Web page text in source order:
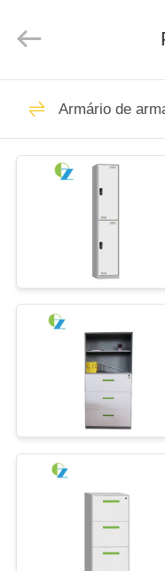
CASA
PRODUTOS
EXCURSÃO
FÁBRICA
CONTROLE
DA
QUALIDADE
CONTACTE-
Trading
escritório
escritório
Armário de